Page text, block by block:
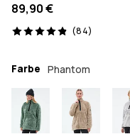
89,90 €
(84)
84 Reviews, 4.9/5
Farbe Phantom